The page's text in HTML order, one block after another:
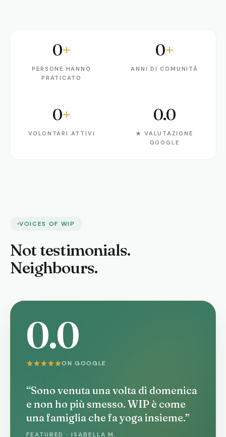
persone hanno praticato
0+
PERSONE HANNO
PRATICATO
anni di comunità
0+
ANNI DI COMUNITÀ
volontari attivi
0+
VOLONTARI ATTIVI
★ valutazione Google
0.0
★ VALUTAZIONE
GOOGLE
VOICES OF WIP
Not testimonials.
Neighbours.
0.0
ON GOOGLE
“Sono venuta una volta di domenica
e non ho più smesso. WIP è come
una famiglia che fa yoga insieme.”
FEATURED · ISABELLA M.